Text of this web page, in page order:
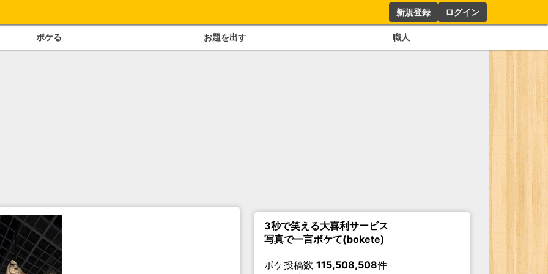
新規登録 ログイン
ボケる お題を出す 職人
3秒で笑える大喜利サービス
写真で一言ボケて(bokete)
ボケ投稿数 115,508,508件